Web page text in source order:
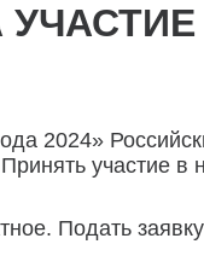
2024»
участие
Подать